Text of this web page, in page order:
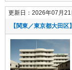
更新日：2026年07月21
【関東／東京都大田